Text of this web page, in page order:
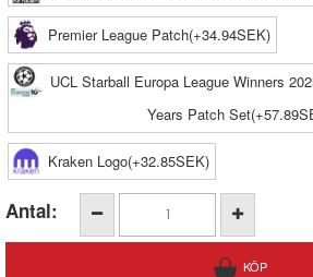
Premier League Patch(+34.94SEK)
UCL Starball Europa League Winners
Years Patch
Kraken Logo(+32.85SEK)
Antal: